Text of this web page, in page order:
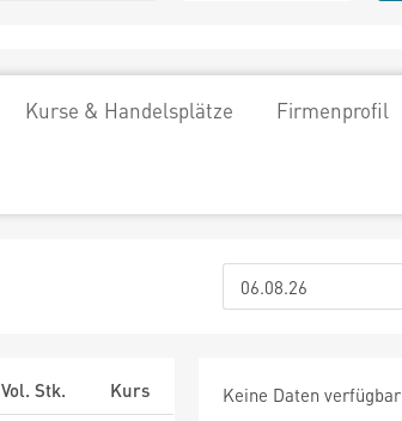
Kurse & Handelsplätze Firmenprofil
Vol. Stk.
Kurs
Keine Daten verfügbar